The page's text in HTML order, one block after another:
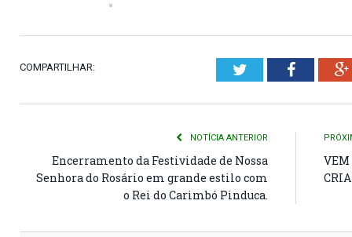
COMPARTILHAR: Twitter
NOTÍCIA ANTERIOR
Encerramento da Festividade de Nossa
Senhora do Rosário em grande estilo com
o Rei do Carimbó Pinduca.
VEM